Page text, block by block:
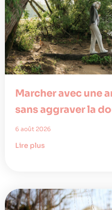
Marcher avec une
sans aggraver la
6 août 2026
Lire plus